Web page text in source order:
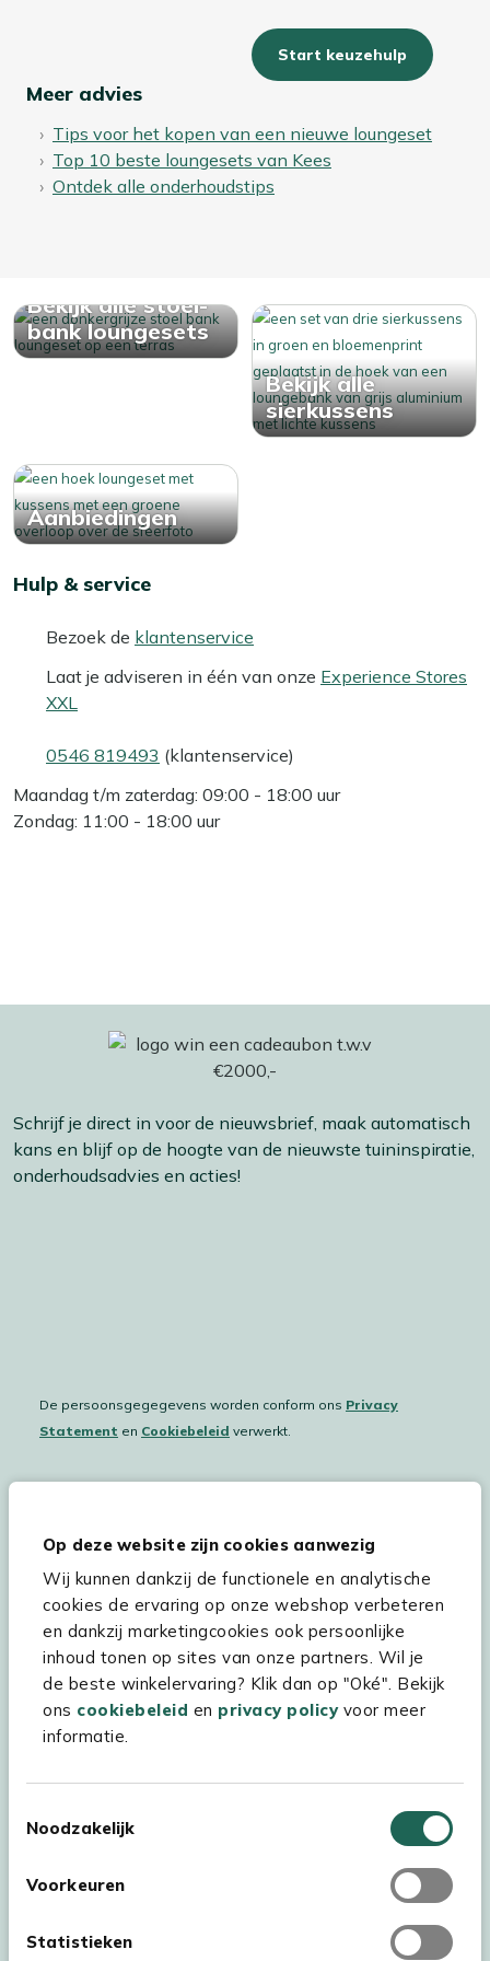
Op deze website zijn cookies aanwezig
Wij kunnen dankzij de functionele en analytische
cookies de ervaring op onze webshop verbeteren
en dankzij marketingcookies ook persoonlijke
inhoud tonen op sites van onze partners. Wil je
de beste winkelervaring? Klik dan op "Oké". Bekijk
ons cookiebeleid en privacy policyvoor meer
informatie.
Noodzakelijk
Voorkeuren
Statistieken
in een waterdichte opbergbox. Zo blijven je kussens fris,
droog en altijd klaar voor gebruik!
Start keuzehulp
Meer advies
Tips voor het kopen van een nieuwe loungeset
Top 10 beste loungesets van Kees
Ontdek alle onderhoudstips
Bekijk alle stoel-
bank loungesets
Bekijk alle
sierkussens
Aanbiedingen
Hulp & service
Bezoek de klantenservice
Laat je adviseren in één van onze Experience Stores
XXL
0546 819493 (klantenservice)
Maandag t/m zaterdag: 09:00 - 18:00 uur
Zondag: 11:00 - 18:00 uur
Schrijf je direct in voor de nieuwsbrief, maak automatisch
kans en blijf op de hoogte van de nieuwste tuininspiratie,
onderhoudsadvies en acties!
De persoonsgegegevens worden conform ons Privacy
Statement en Cookiebeleid verwerkt.
Hulp & service
Assortiment
Kees Smit Tuinmeubelen
Experience Stores XXL